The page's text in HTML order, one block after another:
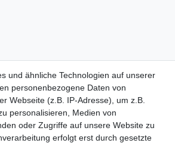
und ähnliche Technologien auf unserer
personenbezogene Daten von
Webseite (z.B. IP-Adresse), um z.B.
personalisieren, Medien von
oder Zugriffe auf unsere Website zu
erfolgt erst durch gesetzte